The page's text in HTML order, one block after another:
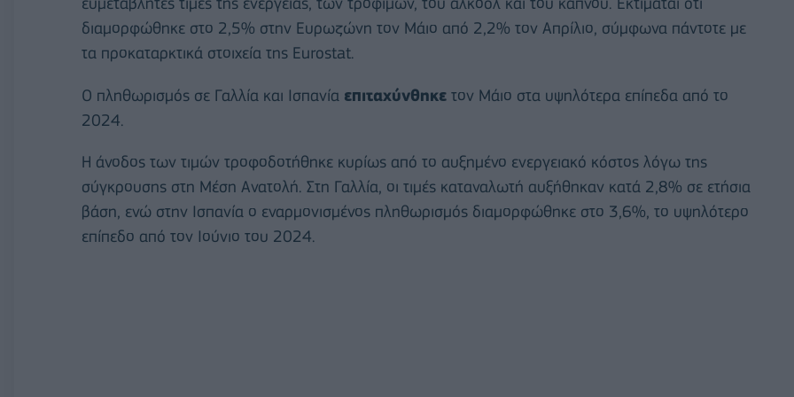
διαμορφώθηκε στο 2,5% στην Ευρωζώνη τον Μάιο από 2,2% τον Απρίλιο, σύμφωνα πάντοτε με
τα προκαταρκτικά στοιχεία της Eurostat.
Ο πληθωρισμός σε Γαλλία και Ισπανία επιταχύνθηκε τον Μάιο στα υψηλότερα επίπεδα από το
2024.
Η άνοδος των τιμών τροφοδοτήθηκε κυρίως από το αυξημένο ενεργειακό κόστος λόγω της
σύγκρουσης στη Μέση Ανατολή. Στη Γαλλία, οι τιμές καταναλωτή αυξήθηκαν κατά 2,8% σε ετήσια
βάση, ενώ στην Ισπανία ο εναρμονισμένος πληθωρισμός διαμορφώθηκε στο 3,6%, το υψηλότερο
επίπεδο από τον Ιούνιο του 2024.